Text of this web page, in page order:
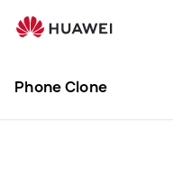
Phone Clone